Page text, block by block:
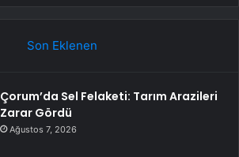
Son Eklenen
Çorum’da Sel Felaketi: Tarım Arazileri
Zarar Gördü
Ağustos 7, 2026